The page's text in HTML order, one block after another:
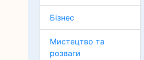
Бізнес
Мистецтво та
розваги